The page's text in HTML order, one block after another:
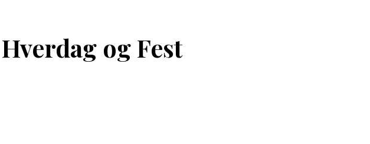
og Fest